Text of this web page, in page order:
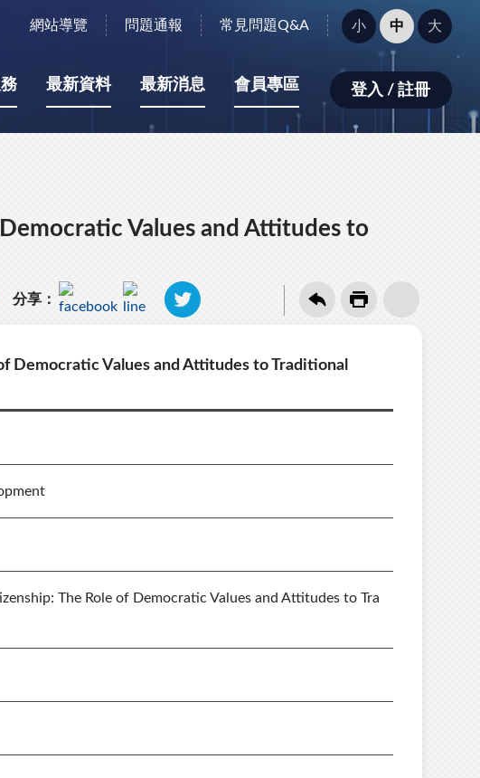
網站導覽 問題通報 常見問題Q&A
字
型
小：
小 中 大
最新資料 最新消息 會員專區 登入 / 註冊
Values and Attitudes to
分享：
Democratic Values and Attitudes to Traditional
The Role of Democratic Values and Attitudes to Tra